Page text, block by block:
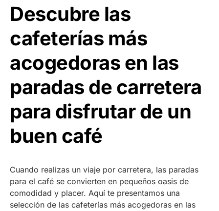
Descubre las
cafeterías más
acogedoras en las
paradas de carretera
para disfrutar de un
buen café
Cuando realizas un viaje por carretera, las paradas
para el café se convierten en pequeños oasis de
comodidad y placer. Aquí te presentamos una
selección de las cafeterías más acogedoras en las